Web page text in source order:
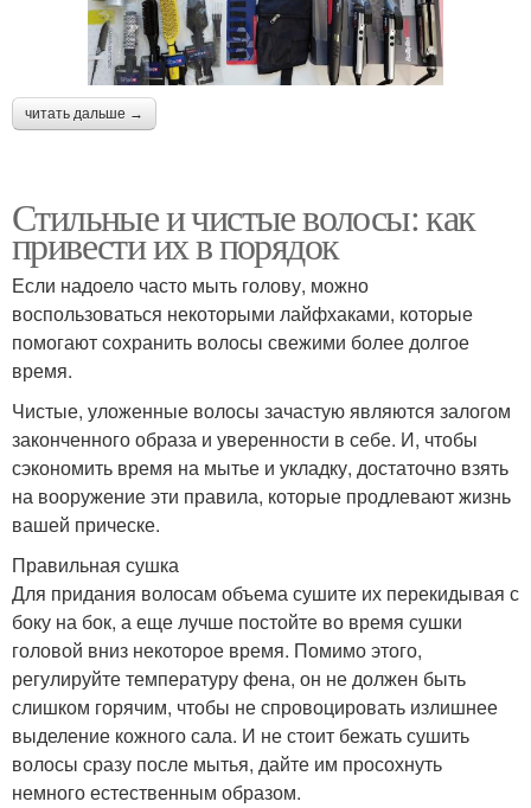
читать дальше →
Стильные и чистые волосы: как
привести их в порядок
Если надоело часто мыть голову, можно
воспользоваться некоторыми лайфхаками, которые
помогают сохранить волосы свежими более долгое
время.
Чистые, уложенные волосы зачастую являются залогом
законченного образа и уверенности в себе. И, чтобы
сэкономить время на мытье и укладку, достаточно взять
на вооружение эти правила, которые продлевают жизнь
вашей прическе.
Правильная сушка
Для придания волосам объема сушите их перекидывая с
боку на бок, а еще лучше постойте во время сушки
головой вниз некоторое время. Помимо этого,
регулируйте температуру фена, он не должен быть
слишком горячим, чтобы не спровоцировать излишнее
выделение кожного сала. И не стоит бежать сушить
волосы сразу после мытья, дайте им просохнуть
немного естественным образом.